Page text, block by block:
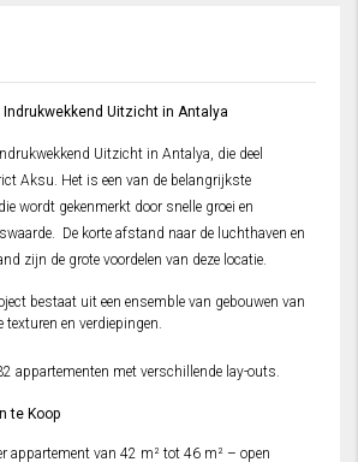
Uitzicht in Antalya
Uitzicht in Antalya, die deel
Aksu. Het is een van de belangrijkste
wordt gekenmerkt door snelle groei en
De korte afstand naar de luchthaven en
zijn de grote voordelen van deze locatie.
bestaat uit een ensemble van gebouwen van
texturen en verdiepingen.
appartementen met verschillende lay-outs.
te Koop
appartement van 42 m² tot 46 m² – open